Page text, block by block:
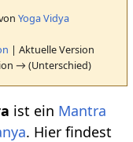
Yoga Vidya
| Aktuelle Version
→ (Unterschied)
ist ein Mantra
. Hier findest